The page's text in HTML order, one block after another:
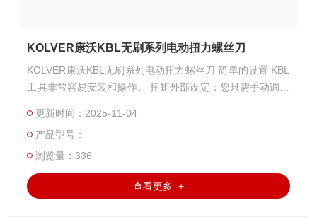
KOLVER康沃KBL无刷系列电动扭力螺丝刀
KOLVER康沃KBL无刷系列电动扭力螺丝刀 简单的设置 KBL
工具非常容易安装和操作。 扭矩外部设定：您只需手动调整
合使用。其电子控制电路在达到预设扭矩后，会响应离合器
的动作切断对螺丝刀电机的电源。
更新时间：2025-11-04
产品型号：
浏览量：336
查看更多 +